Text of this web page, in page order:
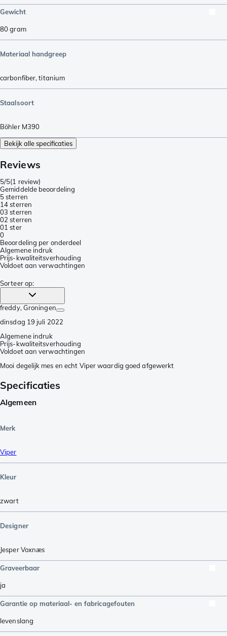
Gewicht
80gram
Materiaal handgreep
carbonfiber,titanium
Staalsoort
Böhler M390
Bekijk alle specificaties
Reviews
5/5(1 review)
Gemiddelde beoordeling
5 sterren
14 sterren
03 sterren
02 sterren
01 ster
0
Beoordeling per onderdeel
Algemene indruk
Prijs-kwaliteitsverhouding
Voldoet aan verwachtingen
Sorteer op:
freddy, Groningen
dinsdag 19 juli 2022
Algemene indruk
Prijs-kwaliteitsverhouding
Voldoet aan verwachtingen
Mooi degelijk mes en echt Viper waardig goed afgewerkt
Specificaties
Algemeen
Merk
Viper
Kleur
zwart
Designer
Jesper Voxnæs
Graveerbaar
ja
Garantie op materiaal- en fabricagefouten
levenslang